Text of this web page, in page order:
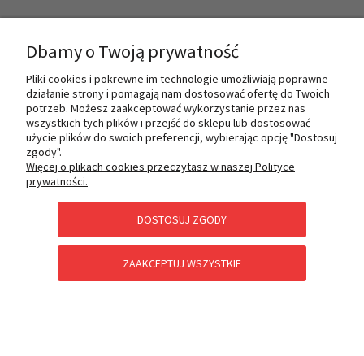
O NAS
PŁATNOŚCI I DOSTAWA
POMOC
Dbamy o Twoją prywatność
Pliki cookies i pokrewne im technologie umożliwiają poprawne
działanie strony i pomagają nam dostosować ofertę do Twoich
potrzeb. Możesz zaakceptować wykorzystanie przez nas
wszystkich tych plików i przejść do sklepu lub dostosować
użycie plików do swoich preferencji, wybierając opcję "Dostosuj
zgody".
Więcej o plikach cookies przeczytasz w naszej Polityce
prywatności.
DOSTOSUJ ZGODY
ZAAKCEPTUJ WSZYSTKIE